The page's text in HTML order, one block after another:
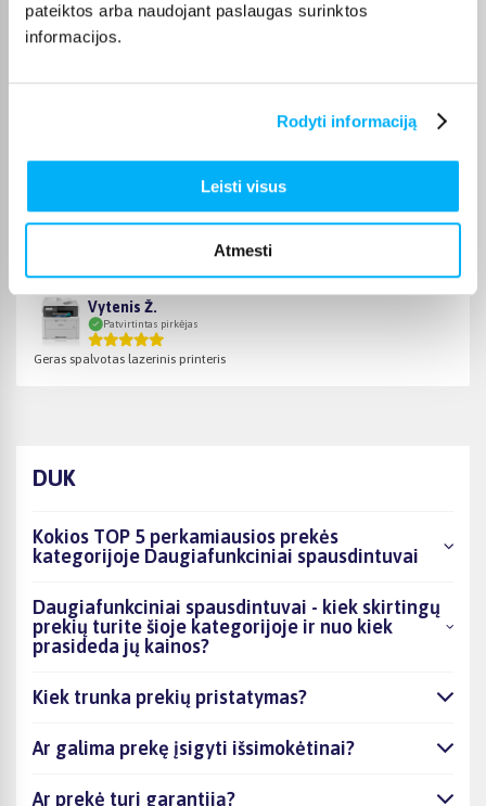
pateiktos arba naudojant paslaugas surinktos
informacijos.
Rodyti informaciją
Leisti visus
Atmesti
Loreta G.
Patvirtintas pirkėjas
Esu labai patenkintas EPSON EcoTank ET-8550 spausdintuvu.
Excelent printer for home usage. Good quality. Easy to use, comfortable
Vytenis Ž.
Patvirtintas pirkėjas
Geras spalvotas lazerinis printeris
DUK
Kokios TOP 5 perkamiausios prekės
kategorijoje Daugiafunkciniai spausdintuvai
Daugiafunkciniai spausdintuvai - kiek skirtingų
prekių turite šioje kategorijoje ir nuo kiek
prasideda jų kainos?
Kiek trunka prekių pristatymas?
Ar galima prekę įsigyti išsimokėtinai?
Ar prekė turi garantiją?